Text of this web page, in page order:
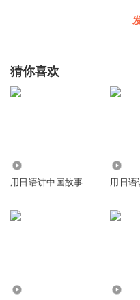
猜你喜欢
用日语讲中国故事 用日语